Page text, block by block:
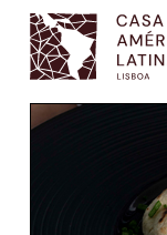
Skip
main
content